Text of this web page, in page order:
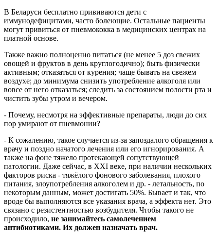
В Беларуси бесплатно прививаются дети с
иммунодефицитами, часто болеющие. Остальные пациенты
могут привиться от пневмококка в медицинских центрах на
платной основе.
Также важно полноценно питаться (не менее 5 доз свежих
овощей и фруктов в день круглогодично); быть физически
активным; отказаться от курения; чаще бывать на свежем
воздухе; до минимума снизить употребление алкоголя или
вовсе от него отказаться; следить за состоянием полости рта и
чистить зубы утром и вечером.
- Почему, несмотря на эффективные препараты, люди до сих
пор умирают от пневмонии?
- К сожалению, такое случается из-за запоздалого обращения к
врачу и поздно начатого лечения или его игнорирования. А
также на фоне тяжело протекающей сопутствующей
патологии. Даже сейчас, в XXI веке, при наличии нескольких
факторов риска - тяжёлого фонового заболевания, плохого
питания, злоупотребления алкоголем и др. - летальность, по
некоторым данным, может достигать 50%. Бывает и так, что
вроде бы выполняются все указания врача, а эффекта нет. Это
связано с резистентностью возбудителя. Чтобы такого не
происходило, не занимайтесь самолечением
антибиотиками. Их должен назначать врач.